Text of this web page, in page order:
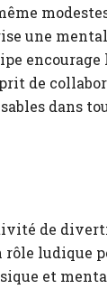
une
encourage
de
dans
de
rôle ludique
et